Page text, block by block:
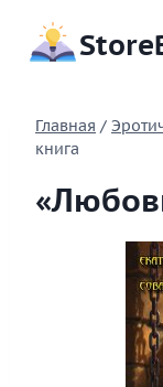
содержимому
Главная /
книга